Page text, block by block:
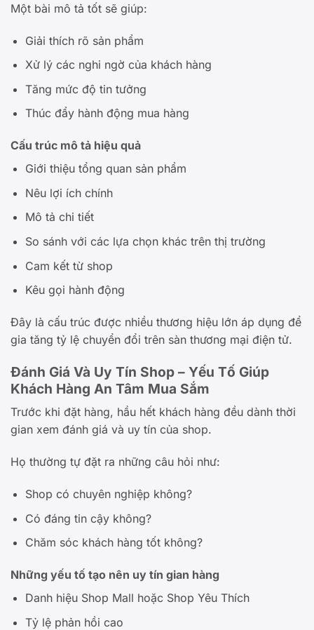
Một bài mô tả tốt sẽ giúp:
Giải thích rõ sản phẩm
Xử lý các nghi ngờ của khách hàng
Tăng mức độ tin tưởng
Thúc đẩy hành động mua hàng
Cấu trúc mô tả hiệu quả
Giới thiệu tổng quan sản phẩm
Nêu lợi ích chính
Mô tả chi tiết
So sánh với các lựa chọn khác trên thị trường
Cam kết từ shop
Kêu gọi hành động
Đây là cấu trúc được nhiều thương hiệu lớn áp dụng để
gia tăng tỷ lệ chuyển đổi trên sàn thương mại điện tử.
Đánh Giá Và Uy Tín Shop – Yếu Tố Giúp
Khách Hàng An Tâm Mua Sắm
Trước khi đặt hàng, hầu hết khách hàng đều dành thời
gian xem đánh giá và uy tín của shop.
Họ thường tự đặt ra những câu hỏi như:
Shop có chuyên nghiệp không?
Có đáng tin cậy không?
Chăm sóc khách hàng tốt không?
Những yếu tố tạo nên uy tín gian hàng
Danh hiệu Shop Mall hoặc Shop Yêu Thích
Tỷ lệ phản hồi cao